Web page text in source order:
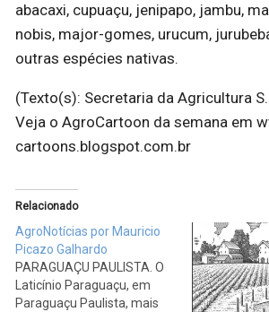
abacaxi, cupuaçu, jenipapo, jambu,
nobis, major-gomes, urucum,
outras espécies nativas.
(Texto(s): Secretaria da Agricultura
Veja o AgroCartoon da semana em
cartoons.blogspot.com.br
Relacionado
AgroNotícias por Mauricio
Picazo Galhardo
PARAGUAÇU PAULISTA. O
Laticínio Paraguaçu, em
Paraguaçu Paulista, mais